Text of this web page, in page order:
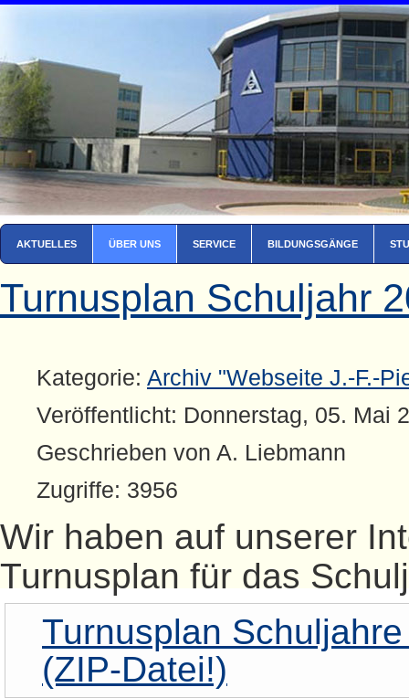
AKTUELLES ÜBER UNS SERVICE BILDUNGSGÄNGE
Turnusplan Schuljahr
Kategorie: Archiv "Webseite J.-F.-
Veröffentlicht: Donnerstag, 05. Mai
Geschrieben von A. Liebmann
Zugriffe: 3956
Wir haben auf unserer
Turnusplan für das
Turnusplan
(ZIP-Datei!)